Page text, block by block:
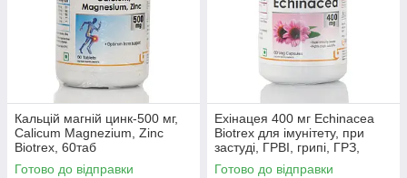
Кальцій магній цинк-500 мг,
Calicum Magnezium, Zinc
Biotrex, 60таб
Готово до відправки
Ехінацея 400 мг Echinacea
Biotrex для імунітету, при
застуді, ГРВІ, грипі, ГРЗ,
імуностимулятор
Готово до відправки